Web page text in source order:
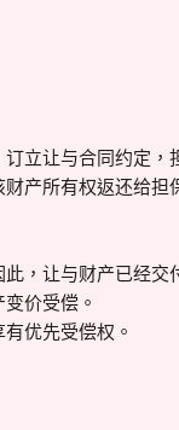
立让与合同约定
产所有权返还给担
，让与财产已经
价受偿。
优先受偿权。